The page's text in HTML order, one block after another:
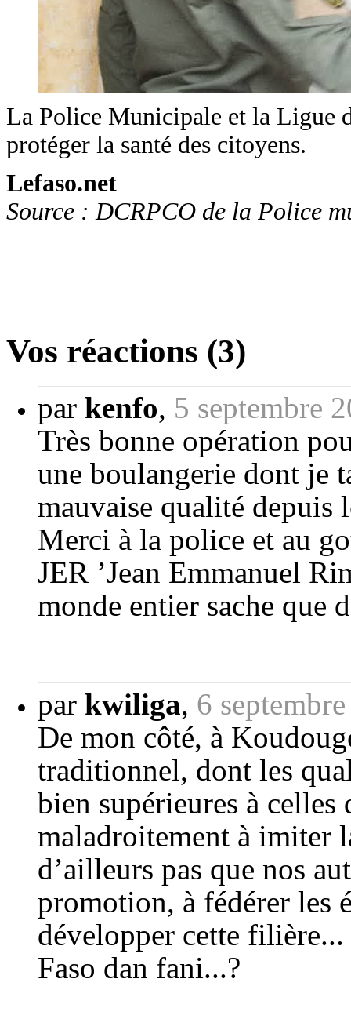
La Police Municipale et la Ligue
protéger la santé des citoyens.
Lefaso.net
Source : DCRPCO de la Police
Vos réactions (3)
par kenfo, 5 septembre
Très bonne opération
une boulangerie dont je
mauvaise qualité depuis
Merci à la police et au
JER ’Jean Emmanuel
monde entier sache que
par kwiliga, 6
De mon côté, à
traditionnel, dont les
bien supérieures à
maladroitement à imiter
d’ailleurs pas que nos
promotion, à fédérer les
développer cette filière...
Faso dan fani...?